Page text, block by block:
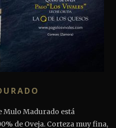
Mulo Madurado está
de Oveja. Corteza muy fina,